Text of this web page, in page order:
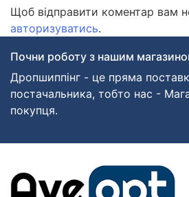
Щоб відправити коментар вам
авторизуватись.
Почни роботу з нашим
Дропшиппінг - це пряма
постачальника, тобто нас -
покупця.